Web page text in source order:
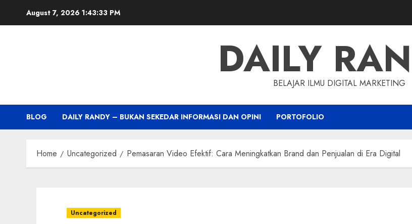
August 7, 2026 1:43:34 PM
DAILYBELAJAR ILMU DIGITAL MARKETING
BLOG DAILY RANDY – BUKAN SEKEDAR INFORMASI DAN OPINI PORTOFOLIO
Home Uncategorized Pemasaran Video Efektif: Cara Meningkatkan Brand dan Penjualan di Era Digital
Uncategorized